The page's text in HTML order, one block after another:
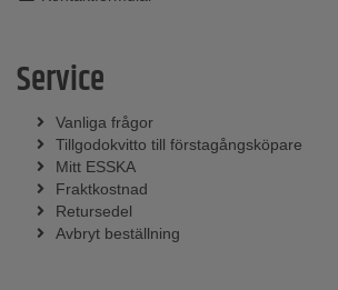
Service
Vanliga frågor
Tillgodokvitto till förstagångsköpare
Mitt ESSKA
Fraktkostnad
Retursedel
Avbryt beställning